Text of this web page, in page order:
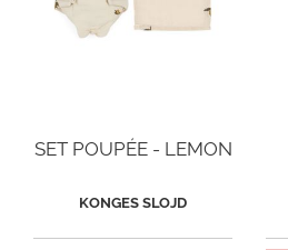
SET POUPÉE - LEMON
KONGES SLOJD